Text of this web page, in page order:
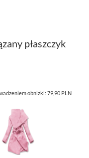
płaszczyk
obniżki: 79,90 PLN